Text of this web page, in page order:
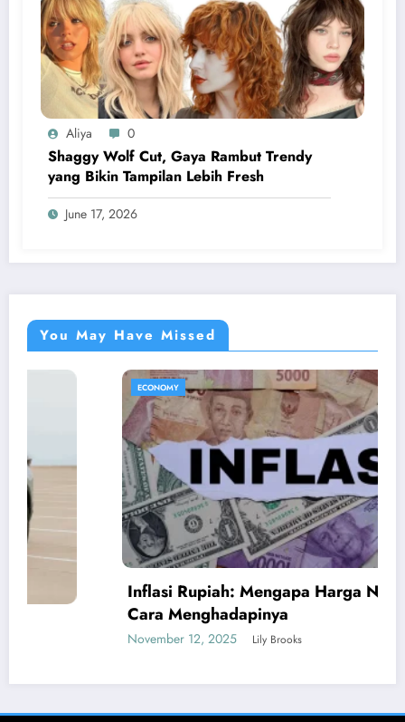
Aliya 0
Shaggy Wolf Cut, Gaya Rambut Trendy
yang Bikin Tampilan Lebih Fresh
June 17, 2026
You May Have Missed
Inflasi Rupiah: Mengapa Harga Naik dan
Cara Menghadapinya
November 12, 2025 Lily Brooks